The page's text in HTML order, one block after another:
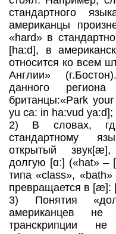
стандартного
американцы
«hard» в
[ha:d], в
относится ко всем
Англии»
данного
британцы:«Park
yu ca: in ha:vud ya:d];
2) В словах, где
стандартному
открытый
долгую [ɑː] («hat» –
типа «class», «bath»
превращается в
3) Понятия
американцев не
транскрипции